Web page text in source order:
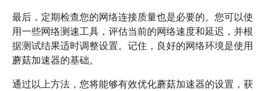
最后，定期检查您的网络连接质量也是必要的。您可以使
用一些网络测速工具，评估当前的网络速度和延迟，并根
据测试结果适时调整设置。记住，良好的网络环境是使用
蘑菇加速器的基础。
通过以上方法，您将能够有效优化蘑菇加速器的设置，获